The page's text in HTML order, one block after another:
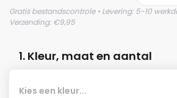
Gratis bestandscontrole • Levering: 5-10
Verzending: €9,95
1. Kleur, maat en aantal
Kies een kleur...